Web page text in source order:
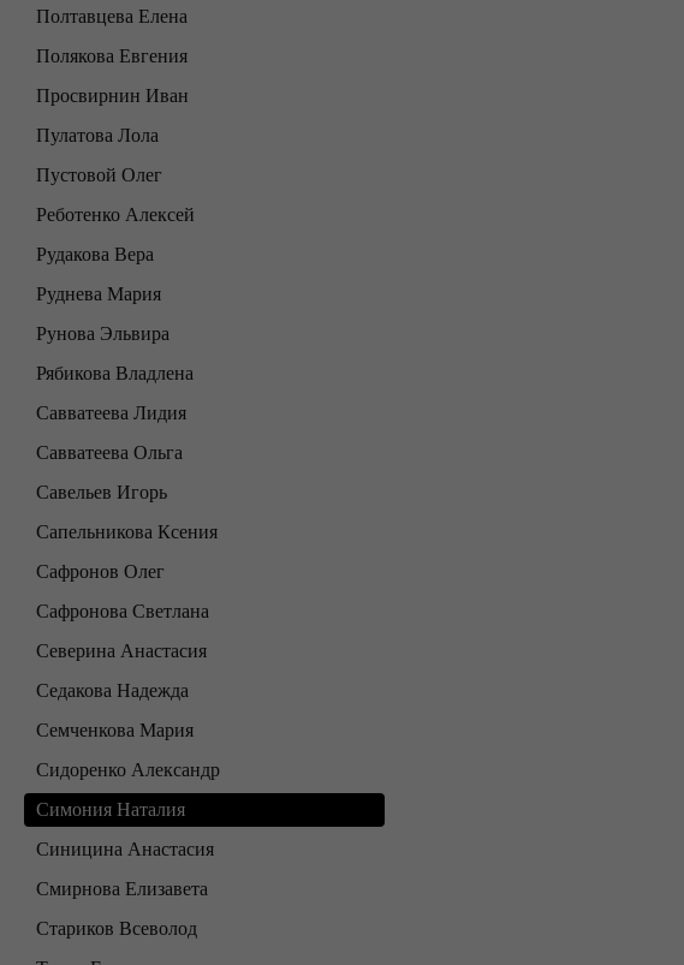
Полтавцева Елена
Полякова Евгения
Просвирнин Иван
Пулатова Лола
Пустовой Олег
Реботенко Алексей
Рудакова Вера
Руднева Мария
Рунова Эльвира
Рябикова Владлена
Савватеева Лидия
Савватеева Ольга
Савельев Игорь
Сапельникова Ксения
Сафронов Олег
Сафронова Светлана
Северина Анастасия
Седакова Надежда
Семченкова Мария
Сидоренко Александр
Симония Наталия
Синицина Анастасия
Смирнова Елизавета
Стариков Всеволод